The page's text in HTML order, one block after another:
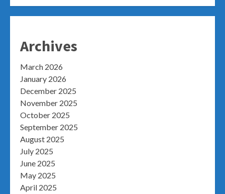
Archives
March 2026
January 2026
December 2025
November 2025
October 2025
September 2025
August 2025
July 2025
June 2025
May 2025
April 2025